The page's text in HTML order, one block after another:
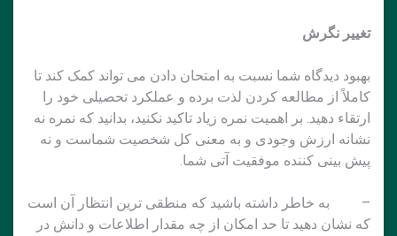
تغییر نگرش
بهبود دیدگاه شما نسبت به امتحان دادن می تواند کمک کند تا
کاملاً از مطالعه کردن لذت برده و عملکرد تحصیلی خود را
ارتقاء دهید. بر اهمیت نمره زیاد تاکید نکنید، بدانید که نمره نه
نشانه ارزش وجودی و به معنی کل شخصیت شماست و نه
پیش بینی کننده موفقیت آتی شما.
– به خاطر داشته باشید که منطقی ترین انتظار آن است
که نشان دهید تا حد امکان از چه مقدار اطلاعات و دانش در